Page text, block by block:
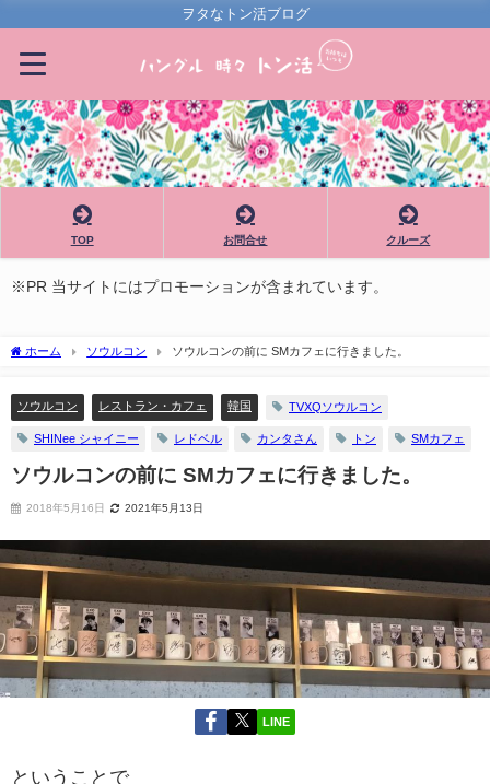
ヲタなトン活ブログ
TOP お問合せ クルーズ
※PR 当サイトにはプロモーションが含まれています。
ホーム ソウルコン ソウルコンの前に SMカフェに行きました。
ソウルコン レストラン・カフェ 韓国 TVXQソウルコン
SHINee シャイニー レドベル カンタさん トン SMカフェ
ソウルコンの前に SMカフェに行きました。
2018年5月16日 2021年5月13日
LINE
ということで